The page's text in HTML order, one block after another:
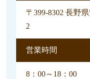
〒399-8302 長野
2
営業時間
8：00～18：00